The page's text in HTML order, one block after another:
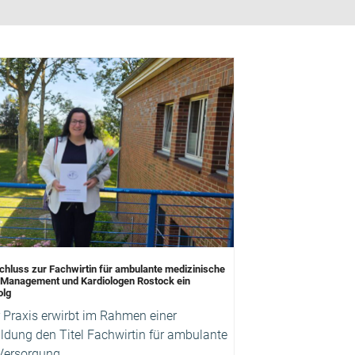
zur Fachwirtin für ambulante medizinische
und Kardiologen Rostock ein
erwirbt im Rahmen einer
den Titel Fachwirtin für ambulante